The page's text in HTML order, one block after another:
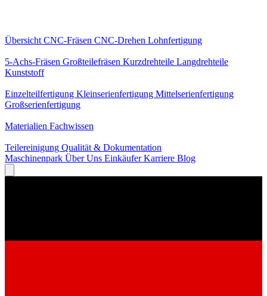
Übersicht CNC-Fräsen CNC-Drehen Lohnfertigung
5-Achs-Fräsen Großteilefräsen Kurzdrehteile Langdrehteile
Kunststoff
Einzelteilfertigung Kleinserienfertigung Mittelserienfertigung
Großserienfertigung
Materialien Fachwissen
Teilereinigung Qualität & Dokumentation
Maschinenpark Über Uns EinkäuferKarriere Blog